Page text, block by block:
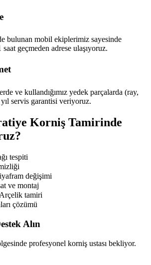
bulunan mobil ekiplerimiz sayesinde
saat geçmeden adrese ulaşıyoruz.
ve kullandığımız yedek parçalarda (ray,
servis garantisi veriyoruz.
Korniş Tamirinde
tespiti
değişimi
ve montaj
tamiri
çözümü
Alın
profesyonel korniş ustası bekliyor.